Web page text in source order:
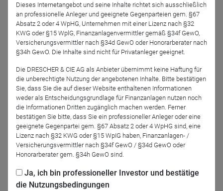
Thomas Romig
Assenagon Asset
Management S.A.
Zurück
Dieses Internetangebot und seine Inhalte richtet sich ausschließlich
an professionelle Anleger und geeignete Gegenparteien gem. §67
Absatz 2 oder 4 WpHG, Unternehmen mit einer Lizenz nach §32
KWG oder §15 WplG, Finanzanlagenvermittler gemäß §34f GewO,
Versicherungsvermittler nach §34d GewO oder Honorarberater nach
§34h GewO. Die Inhalte sind nicht für Privatanleger geeignet.
Die DRESCHER & CIE AG als Anbieter übernimmt keine Haftung für
die unberechtigte Nutzung der angebotenen Inhalte. Bitte bestätigen
Sie, dass Sie die auf dieser Website enthaltenen Informationen
weder als Entscheidungsgrundlage für Finanzanlagen nutzen noch
die Informationen Dritten zugänglich machen werden. Ferner
bestätigen Sie bitte, dass Sie ein professioneller Anleger oder eine
geeignete Gegenpartei gem. §67 Absatz 2 oder 4 WpHG sind, eine
Lizenz nach §32 KWG oder §15 WpIG haben, Finanzanlagen- /
Versicherungsvermittler nach §34f GewO / §34d GewO oder
Honorarberater gem. §34h GewO sind.
Ja, ich bin professioneller Investor und bestätige
die Nutzungsbedingungen